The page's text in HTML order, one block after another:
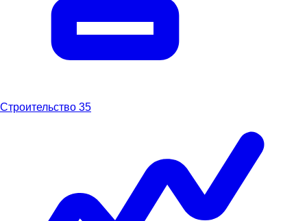
Строительство 35